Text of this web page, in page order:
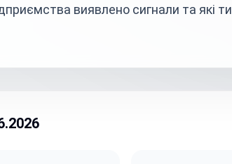
виявлено сигнали та які